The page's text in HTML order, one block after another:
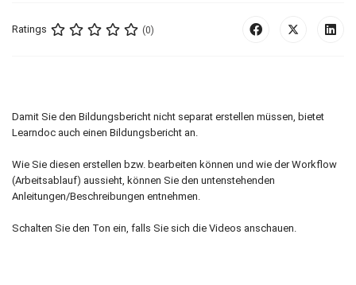
Ratings (0)
Damit Sie den Bildungsbericht nicht separat erstellen müssen, bietet
Learndoc auch einen Bildungsbericht an.
Wie Sie diesen erstellen bzw. bearbeiten können und wie der Workflow
(Arbeitsablauf) aussieht, können Sie den untenstehenden
Anleitungen/Beschreibungen entnehmen.
Schalten Sie den Ton ein, falls Sie sich die Videos anschauen.